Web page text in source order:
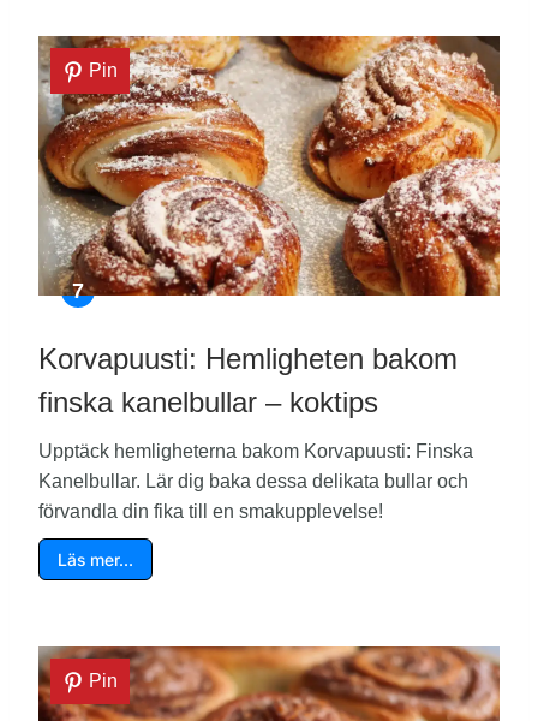
Pin
Korvapuusti: Hemligheten bakom
finska kanelbullar – koktips
Upptäck hemligheterna bakom Korvapuusti: Finska
Kanelbullar. Lär dig baka dessa delikata bullar och
förvandla din fika till en smakupplevelse!
Läs mer…
Pin